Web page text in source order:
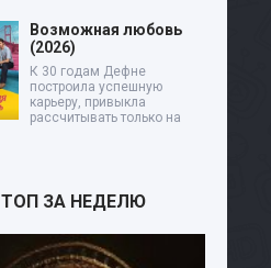
Возможная любовь
(2026)
К 30 годам Дефне
построила успешную
карьеру, привыкла
рассчитывать только на
ТОП ЗА НЕДЕЛЮ